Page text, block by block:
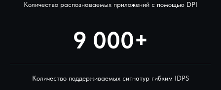
Количество распознаваемых приложений с помощью DPI
9 000+
Количество поддерживаемых сигнатур гибким IDPS